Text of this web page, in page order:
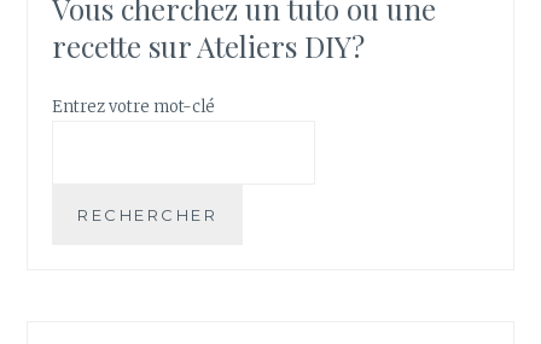
Vous cherchez un tuto ou une
recette sur Ateliers DIY?
Entrez votre mot-clé
RECHERCHER